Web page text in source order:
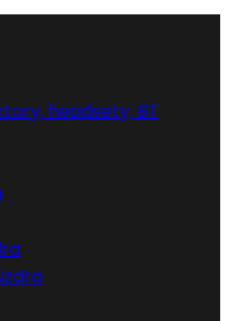
headsety, BT